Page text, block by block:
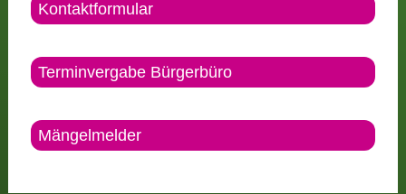
Kontaktformular
Terminvergabe Bürgerbüro
Mängelmelder